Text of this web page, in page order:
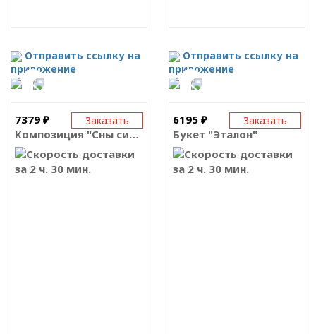
Отправить ссылку на
приложение
Отправить ссылку на
приложение
Заказать
6195 ₽
Букет "Эталон"
за 2 ч. 30 мин.
Заказать
7379 ₽
Композиция "Сны сирени"
за 2 ч. 30 мин.